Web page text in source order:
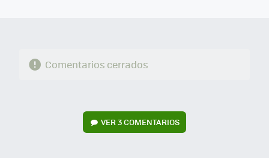
Comentarios cerrados
VER3 COMENTARIOS